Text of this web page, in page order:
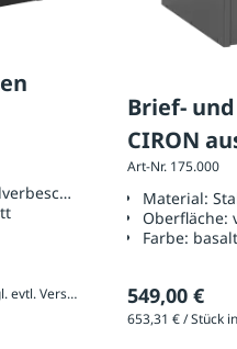
653,31 € / Stück inkl. 19 % MwSt., zzgl. evtl. Versandkosten
Brief-
CIRON
semimatt
Art-Nr. 175.000
Material:
Oberfläche:
Farbe:
549,00 €